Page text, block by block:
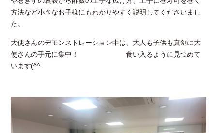
方法など小さなお子様にもわかりやすく説明してくださいまし
た。
大使さんのデモンストレーション中は、大人も子供も真剣に大
使さんの手元に集中！ 食い入るように見つめて
います(^^